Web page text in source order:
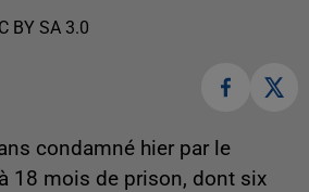
BY SA 3.0
condamné hier par le
18 mois de prison, dont six